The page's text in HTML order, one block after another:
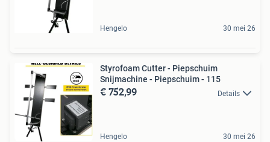
Hengelo 30 mei 26
Styrofoam Cutter - Piepschuim
Snijmachine - Piepschuim - 115
€ 752,99 Details
Hengelo 30 mei 26